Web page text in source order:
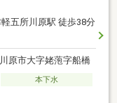
五所川原駅 徒歩38分
原市大字姥萢字船橋
本下水